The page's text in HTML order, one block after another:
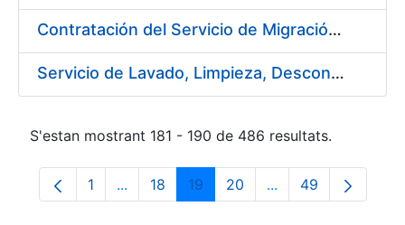
Contratación del Servicio de Migración del Sistema ACSFE a Opentext
Servicio de Lavado, Limpieza, Descontaminación y Desinfección de la Ropa de Trabajo del Personal de la FNMT-RCM
S'estan mostrant 181 - 190 de 486 resultats.
Pàgina
1 ...Pàgines intermèdies Utilitzeu TAB per
Pàgina
18 Pàgina
19 Pàgina
20 ...PàginesPàgina
49